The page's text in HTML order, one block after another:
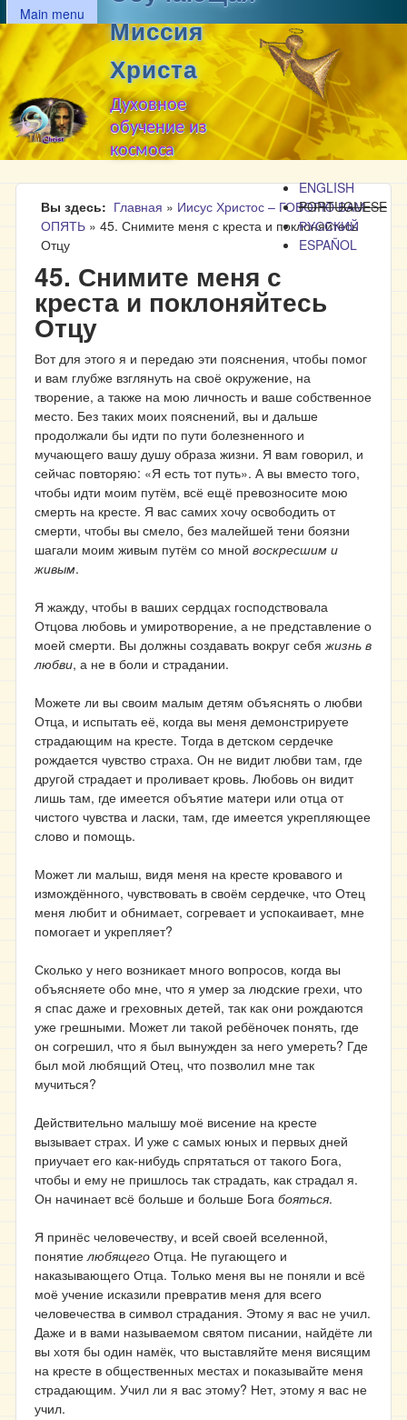
Перейти к основному
содержанию
MAIN MENU
Main menu
Миссия
Христа
Духовное
обучение из
космоса
ENGLISH
PORTUGUESE
РУССКИЙ
ESPAÑOL
Вы здесь Главная » Иисус Христос – ГОВОРЮ ВАМ
ОПЯТЬ » 45. Снимите меня с креста и поклоняйтесь
Отцу
45. Снимите меня с
креста и поклоняйтесь
Отцу
Вот для этого я и передаю эти пояснения, чтобы помог
и вам глубже взглянуть на своё окружение, на
творение, а также на мою личность и ваше собственное
место. Без таких моих пояснений, вы и дальше
продолжали бы идти по пути болезненного и
мучающего вашу душу образа жизни. Я вам говорил, и
сейчас повторяю: «Я есть тот путь». А вы вместо того,
чтобы идти моим путём, всё ещё превозносите мою
смерть на кресте. Я вас самих хочу освободить от
смерти, чтобы вы смело, без малейшей тени боязни
шагали моим живым путём со мной воскресшим и
живым.
Я жажду, чтобы в ваших сердцах господствовала
Отцова любовь и умиротворение, а не представление о
моей смерти. Вы должны создавать вокруг себяжизнь в
любви, а не в боли и страдании.
Можете ли вы своим малым детям объяснять о любви
Отца, и испытать её, когда вы меня демонстрируете
страдающим на кресте. Тогда в детском сердечке
рождается чувство страха. Он не видит любви там, где
другой страдает и проливает кровь. Любовь он видит
лишь там, где имеется объятие матери или отца от
чистого чувства и ласки, там, где имеется укрепляющее
слово и помощь.
Может ли малыш, видя меня на кресте кровавого и
измождённого, чувствовать в своём сердечке, что Отец
меня любит и обнимает, согревает и успокаивает, мне
помогает и укрепляет?
Сколько у него возникает много вопросов, когда вы
объясняете обо мне, что я умер за людские грехи, что
я спас даже и греховных детей, так как они рождаются
уже грешными. Может ли такой ребёночек понять, где
он согрешил, что я был вынужден за него умереть? Где
был мой любящий Отец, что позволил мне так
мучиться?
Действительно малышу моё висение на кресте
вызывает страх. И уже с самых юных и первых дней
приучает его как-нибудь спрятаться от такого Бога,
чтобы и ему не пришлось так страдать, как страдал я.
Он начинает всё больше и больше Бога бояться.
Я принёс человечеству, и всей своей вселенной,
понятиелюбящего Отца. Не пугающего и
наказывающего Отца. Только меня вы не поняли и всё
моё учение исказили превратив меня для всего
человечества в символ страдания. Этому я вас не учил.
Даже и в вами называемом святом писании, найдёте ли
вы хотя бы один намёк, что выставляйте меня висящим
на кресте в общественных местах и показывайте меня
страдающим. Учил ли я вас этому? Нет, этому я вас не
учил.